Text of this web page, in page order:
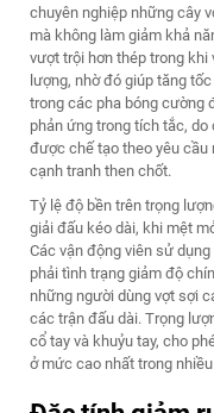
chuyên nghiệp những cây
mà không làm giảm khả
vượt trội hơn thép trong
lượng, nhờ đó giúp tăng
trong các pha bóng cường
phản ứng trong tích tắc, do
được chế tạo theo yêu cầu
cạnh tranh then chốt.
Tỷ lệ độ bền trên trọng
giải đấu kéo dài, khi mệt
Các vận động viên sử
phải tình trạng giảm độ
những người dùng vợt sợi
các trận đấu dài. Trọng
cổ tay và khuỷu tay, cho
ở mức cao nhất trong